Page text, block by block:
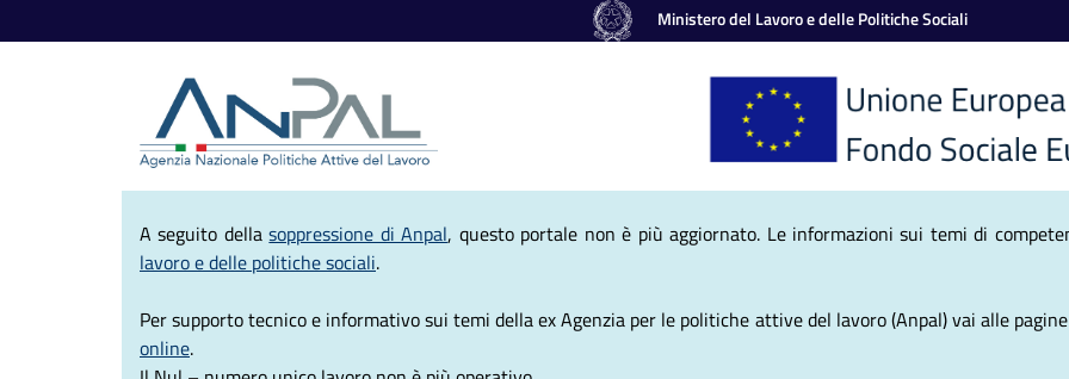
Ministero del Lavoro e delle Politiche Sociali
Agenzia Nazionale Politiche
A seguito dellasoppressione di Anpal, questo portale non è più aggiornato. Le informazioni sui temi di
lavoro e delle politiche sociali.
Per supporto tecnico e informativo sui temi della ex Agenzia per le politiche attive del lavoro (Anpal) vai alle pagine
online.